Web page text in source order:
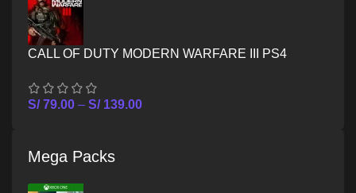
CALL OF DUTY MODERN WARFARE III PS4
S/79.00 – S/139.00
Mega Packs